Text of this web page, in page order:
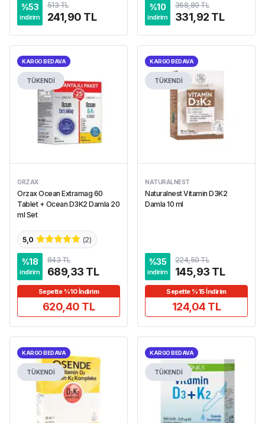
%53
indirim
513 TL
241,90 TL
%10
indirim
368,80 TL
331,92 TL
KARGO BEDAVA
TÜKENDİ
ORZAX
Orzax Ocean Extramag 60
Tablet + Ocean D3K2 Damla 20
ml Set
5,0 (2)
%18
indirim
843 TL
689,33 TL
Sepette %10 İndirim
620,40 TL
KARGO BEDAVA
TÜKENDİ
NATURALNEST
Naturalnest Vitamin D3K2
Damla 10 ml
%35
indirim
224,50 TL
145,93 TL
Sepette %15 İndirim
124,04 TL
KARGO BEDAVA
TÜKENDİ
KARGO BEDAVA
TÜKENDİ